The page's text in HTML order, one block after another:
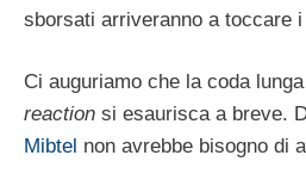
sborsati arriveranno a toccare i
Ci auguriamo che la coda
reaction si esaurisca a breve.
Mibtel non avrebbe bisogno di